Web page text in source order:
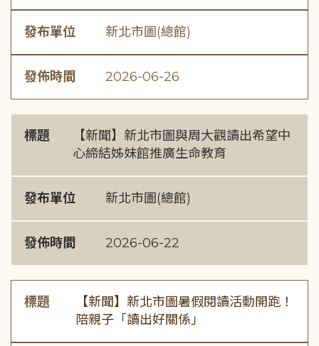
發布單位 新北市圖(總館)
發佈時間 2026-06-26
標題
【新聞】新北市圖與周大觀讀出希望中
心締結姊妹館推廣生命教育
發布單位 新北市圖(總館)
發佈時間 2026-06-22
標題
【新聞】新北市圖暑假閱讀活動開跑！
陪親子「讀出好關係」